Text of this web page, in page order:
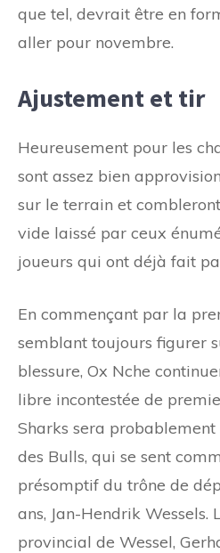
que tel, devrait être en
aller pour novembre.
Ajustement et tir
Heureusement pour les
sont assez bien
sur le terrain et
vide laissé par ceux
joueurs qui ont déjà fait
En commençant par la
semblant toujours figurer
blessure, Ox Nche
libre incontestée de
Sharks sera
des Bulls, qui se sent
présomptif du trône de
ans, Jan-Hendrik Wessels.
provincial de Wessel,